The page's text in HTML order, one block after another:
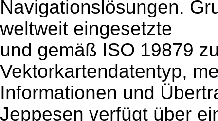
Navigationslösungen.
weltweit eingesetzte
und gemäß ISO 19879
Vektorkartendatentyp,
Informationen und
Jeppesen verfügt über